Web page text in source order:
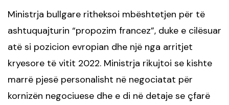
Ministrja bullgare ritheksoi mbështetjen për të
ashtuquajturin “propozim francez”, duke e cilësuar
atë si pozicion evropian dhe një nga arritjet
kryesore të vitit 2022. Ministrja rikujtoi se kishte
marrë pjesë personalisht në negociatat për
kornizën negociuese dhe e di në detaje se çfarë